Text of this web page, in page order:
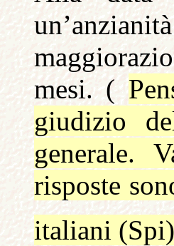
mesi. (
giudizio
generale.
risposte
italiani